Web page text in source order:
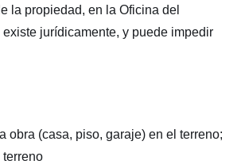
la propiedad, en la Oficina del
jurídicamente, y puede impedir
obra (casa, piso, garaje) en el terreno;